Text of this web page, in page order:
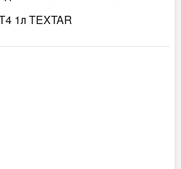
1л TEXTAR